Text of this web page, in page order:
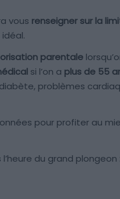
vous renseigner sur la
parentale
si l’on a plus de 55
problèmes
pour profiter au
du grand plongeon